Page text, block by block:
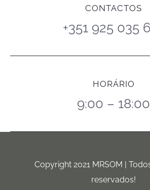
CONTACTOS
+351 925 035
HORÁRIO
9:00 – 18:00
Copyright 2021 MRSOM |
reservados!